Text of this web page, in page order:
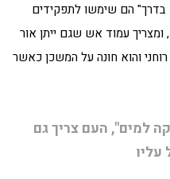
בדרך" הם שימשו לתפקידים
ומצריך עמוד אש שגם ייתן אור
והוא חונה על המשכן כאשר
למים", העם צריך גם
עליו